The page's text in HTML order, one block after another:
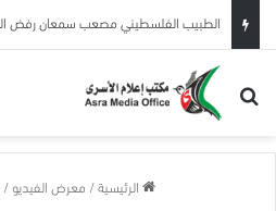
بحث عن
الرئيسية/ معرض الفيديو /